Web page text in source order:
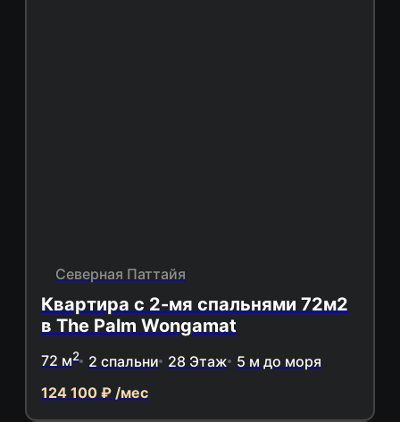
Северная Паттайя
Квартира с 2-мя спальнями 72м2
в The Palm Wongamat
72 м2 2 спальни 28 Этаж 5 м до моря
124 100 ₽ /мес